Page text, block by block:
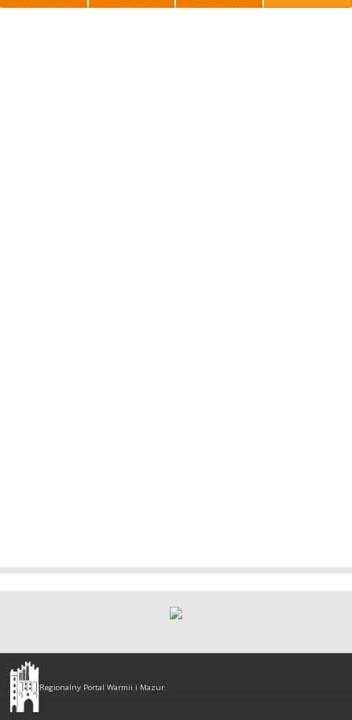
Olsztyn
-
regionalny
Regionalny Portal Warmii i Mazur.